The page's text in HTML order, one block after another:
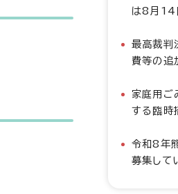
は8月14
最高裁判
費等の追
家庭用ご
する臨時
令和8年
募集して